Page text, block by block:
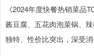
《2024年度快餐热销菜品
酱豆腐、五花肉泡菜锅、
独特、性价比突出，深受消